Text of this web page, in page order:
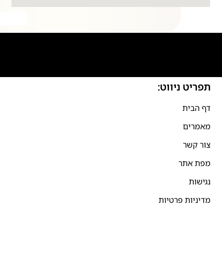
תפריט ניווט:
דף הבית
מאמרים
צור קשר
מפת אתר
נגישות
מדיניות פרטיות